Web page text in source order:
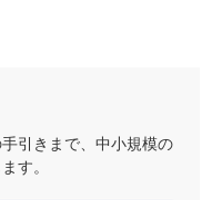
引きまで、中小規模の
す。